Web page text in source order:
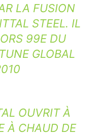
LA FUSION
STEEL. IL
99E DU
GLOBAL
OUVRIT À
À CHAUD DE